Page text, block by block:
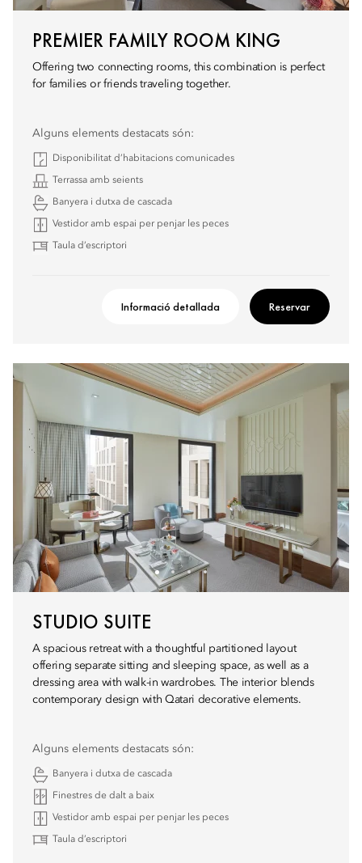
PREMIER FAMILY ROOM KING
Offering two connecting rooms, this combination is perfect
for families or friends traveling together.
Alguns elements destacats són:
Disponibilitat d’habitacions comunicades
Terrassa amb seients
Banyera i dutxa de cascada
Vestidor amb espai per penjar les peces
Taula d’escriptori
Informació detallada Reservar
STUDIO SUITE
A spacious retreat with a thoughtful partitioned layout
offering separate sitting and sleeping space, as well as a
dressing area with walk-in wardrobes. The interior blends
contemporary design with Qatari decorative elements.
Alguns elements destacats són:
Banyera i dutxa de cascada
Finestres de dalt a baix
Vestidor amb espai per penjar les peces
Taula d’escriptori